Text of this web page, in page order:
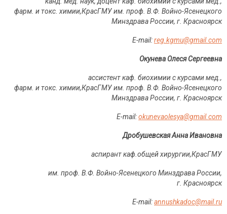
фарм. и токс. химии,КрасГМУ им. проф. В.Ф. Войно-Ясенецкого
Минздрава России, г. Красноярск
Е-mail:reg.kgmu@gmail.com
Окунева Олеся Сергеевна
ассистент каф. биохимии с курсами мед.,
фарм. и токс. химии,КрасГМУ им. проф. В.Ф. Войно-Ясенецкого
Минздрава России, г. Красноярск
Е-mail:okunevaolesya@gmail.com
Дробушевская Анна Ивановна
аспирант каф.общей хирургии,КрасГМУ
им. проф. В.Ф. Войно-Ясенецкого Минздрава России,
г. Красноярск
Е-mail:annushkadoc@mail.ru